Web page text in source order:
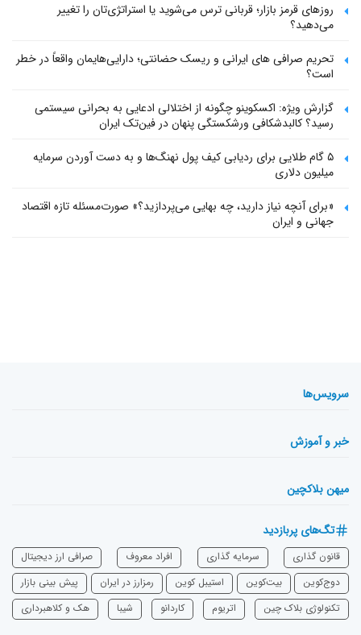
روزهای قرمز بازار؛ قربانی ترس می‌شوید یا استراتژی‌تان را تغییر
می‌دهید؟
تحریم صرافی های ایرانی و ریسک حضانتی؛ دارایی‌هایمان واقعاً در خطر
است؟
گزارش ویژه: اکسکوینو چگونه از اختلالی ادعایی به بحرانی سیستمی
رسید؟ کالبدشکافی ورشکستگی پنهان در فین‌تک ایران
۵ گام طلایی برای ردیابی کیف پول‌ نهنگ‌ها و به دست آوردن سرمایه
میلیون دلاری
«برای آنچه نیاز دارید، چه بهایی می‌پردازید؟» صورت‌مسئله تازه اقتصاد
جهانی و ایران
سرویس‌ها
خبر و آموزش
میهن بلاکچین
تگ‌های پربازدید
قانون گذاری سرمایه‌ گذاری افراد معروف
صرافی ارز دیجیتال
دوج‌کوین
بیت‌کوین استیبل کوین رمزارز در ایران
پیش بینی بازار
تکنولوژی بلاک چین
اتریوم ‌کاردانو شیبا هک و کلاهبرداری